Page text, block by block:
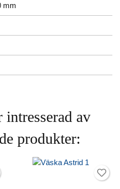
mm
intresserad av
produkter: